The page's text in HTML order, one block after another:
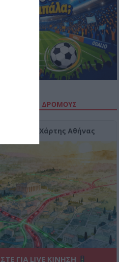
ΣΤΟΥΣ ΔΡΌΜΟΥΣ
Τώρα: Live Χάρτης Αθήνας
ΓΙΑ LIVE ΚΙΝΗΣΗ